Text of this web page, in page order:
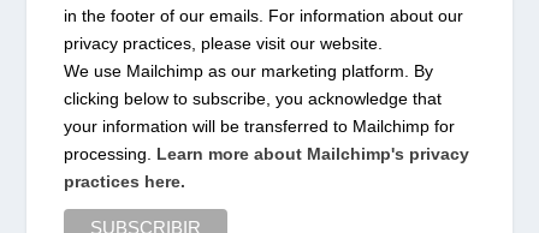
in the footer of our emails. For information about our
privacy practices, please visit our website.
We use Mailchimp as our marketing platform. By
clicking below to subscribe, you acknowledge that
your information will be transferred to Mailchimp for
processing. Learn more about Mailchimp's privacy
practices here.